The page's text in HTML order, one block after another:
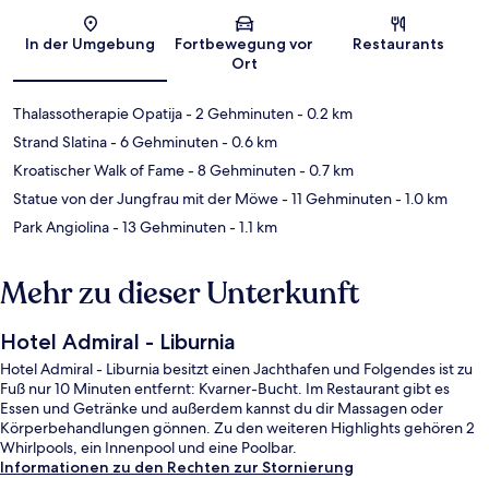
Karte
In der Umgebung
Fortbewegung vor
Ort
Restaurants
Thalassotherapie Opatija- 2 Gehminuten- 0.2 km
Strand Slatina- 6 Gehminuten- 0.6 km
Kroatischer Walk of Fame- 8 Gehminuten- 0.7 km
Statue von der Jungfrau mit der Möwe- 11 Gehminuten- 1.0 km
Park Angiolina- 13 Gehminuten- 1.1 km
Mehr zu dieser Unterkunft
Hotel Admiral - Liburnia
Hotel Admiral - Liburnia besitzt einen Jachthafen und Folgendes ist zu
Fuß nur 10 Minuten entfernt: Kvarner-Bucht. Im Restaurant gibt es
Essen und Getränke und außerdem kannst du dir Massagen oder
Körperbehandlungen gönnen. Zu den weiteren Highlights gehören 2
Whirlpools, ein Innenpool und eine Poolbar.
Informationen zu den Rechten zur Stornierung